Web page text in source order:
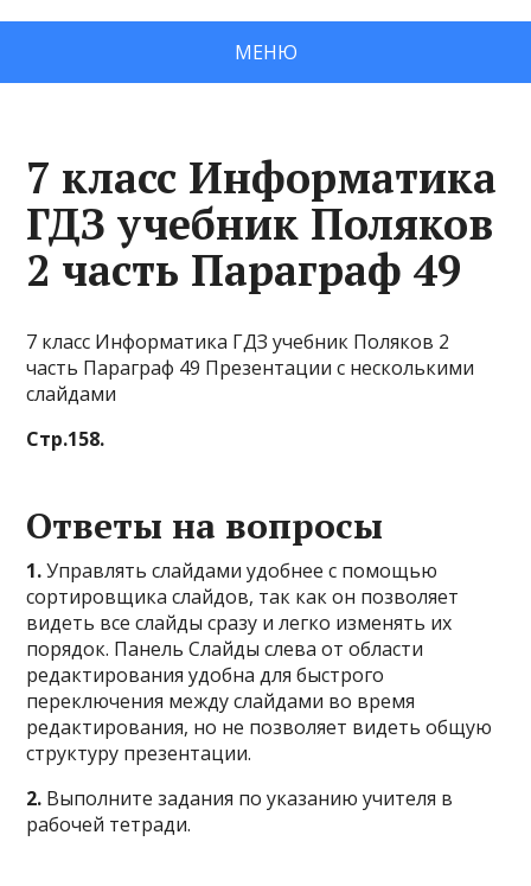
МЕНЮ
7 класс Информатика
ГДЗ учебник Поляков
2 часть Параграф 49
7 класс Информатика ГДЗ учебник Поляков 2
часть Параграф 49 Презентации с несколькими
слайдами
Стр.158.
Ответы на вопросы
1.Управлять слайдами удобнее с помощью
сортировщика слайдов, так как он позволяет
видеть все слайды сразу и легко изменять их
порядок. Панель Слайды слева от области
редактирования удобна для быстрого
переключения между слайдами во время
редактирования, но не позволяет видеть общую
структуру презентации.
2. Выполните задания по указанию учителя в
рабочей тетради.